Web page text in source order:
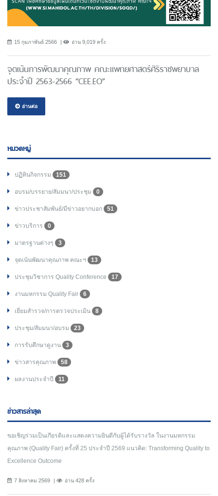
15 กุมภาพันธ์ 2566 อ่าน 9,019 ครั้ง
จุดเน้นการพัฒนาคุณภาพ คณะแพทยศาสตร์ศิริราชพยาบาล
ประจำปี 2563-2566 “CEE.EO”
อ่านต่อ
หมวดหมู่
ปฏิทินกิจกรรม 151
อบรม/บรรยาย/สัมมนา/ประชุม 0
ข่าวประชาสัมพันธ์/มีข่าวอยากบอก 51
ข่าวบริการ 0
มาตรฐานต่างๆ 3
จุดเน้นพัฒนาคุณภาพ คณะฯ 13
ประชุมวิชาการ Quality Conference 17
งานมหกรรม Quality Fair 6
เยี่ยมสำรวจ/การตรวจประเมิน 8
ประชุม/สัมมนา/อบรม 23
การรับศึกษาดูงาน 3
ข่าวสารคุณภาพ 58
ผลงานประจำปี 11
ข่าวสารล่าสุด
ขอเชิญร่วมเป็นเกียรติและแสดงความยินดีกับผู้ได้รับรางวัล ในงานมหกรรม
คุณภาพ (Quality Fair) ครั้งที่ 25 ประจำปี 2569 แนวคิด: Transforming Quality to
Excellence Outcome
7 สิงหาคม 2569 อ่าน 428 ครั้ง